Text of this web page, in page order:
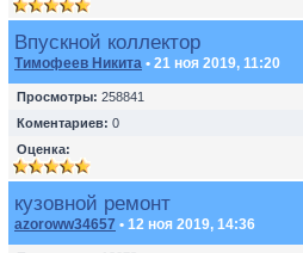
Впускной коллектор
Тимофеев Никита • 21 ноя 2019, 11:20
Просмотры: 258841
Коментариев: 0
Оценка:
кузовной ремонт
azoroww34657 • 12 ноя 2019, 14:36